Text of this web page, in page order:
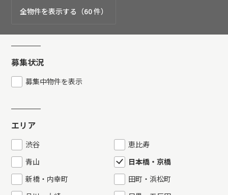
全物件を表示する（60 件）
募集状況
募集中物件を表示
エリア
渋谷
恵比寿
青山
日本橋・京橋
新橋・内幸町
田町・浜松町